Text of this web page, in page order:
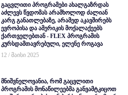
გაცვლითი პროგრამები ახალგაზრდას
აძლევს წვდომას არამხოლოდ ძალიან
კარგ განათლებაზე, არამედ აკავშირებს
ევროპისა და ამერიკის მოქალაქეებს
ქართველებთან - FLEX პროგრამის
კურსდამთავრებული, ელენე როგავა
12 / მაისი 2025
მნიშვნელოვანია, რომ გაცვლითი
პროგრამის მონაწილეებმა განვამტკიცოთ